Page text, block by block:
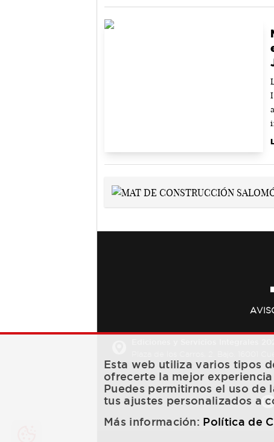
Esta web utiliza varios tipos
ofrecerte la mejor
Puedes permitirnos el uso de
tus ajustes personalizados a
Más información: Política de